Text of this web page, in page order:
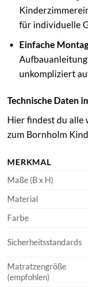
für individuelle
Einfache
unkompliziert
Technische Daten
Hier findest du alle
zum Bornholm
MERKMAL
Maße (B x H)
Material
Farbe
Sicherheitsstandards
Matratzengröße
(empfohlen)